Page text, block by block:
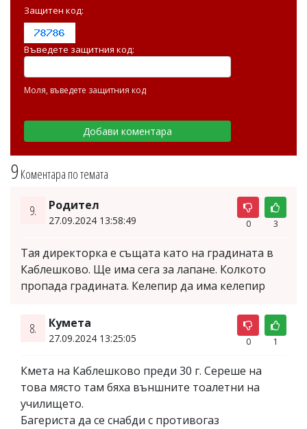
9Коментара по темата
9. Родител
27.09.2024 13:58:49 0 3
Тая директорка е същата като на градината в
Каблешково. Ще има сега за лапане. Колкото
пропада градината. Келепир да има келепир
8. Кумета
27.09.2024 13:25:05 0 1
Кмета на Каблешково преди 30 г. Сереше на
това място там бяха външните тоалетни на
училището.
Багериста да се снабди с противогаз
Защитен код:
Въведете защитния код:
Моля, въведете защитния код